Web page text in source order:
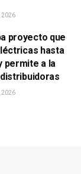
2026
proyecto que
hasta
permite a la
2026